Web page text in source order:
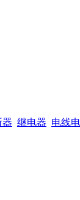
器 继电器 电线